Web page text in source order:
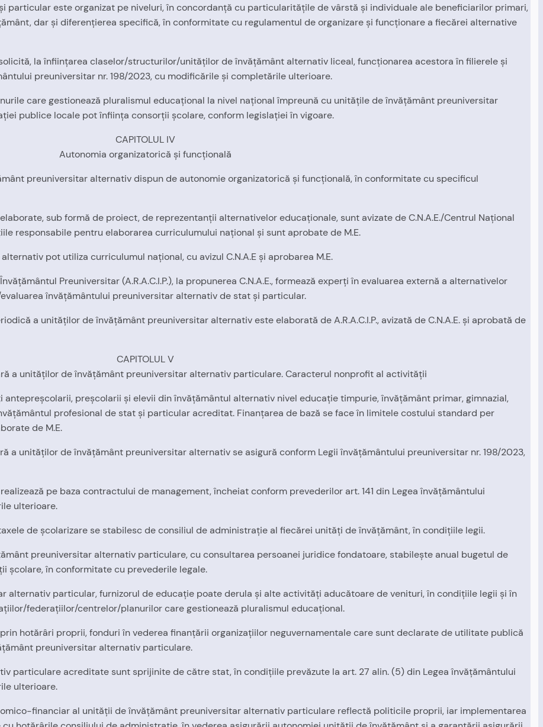
particular este organizat pe niveluri, în concordanţă cu particularităţile de vârstă şi individuale ale beneficiarilor primari,
dar şi diferenţierea specifică, în conformitate cu regulamentul de organizare şi funcţionare a fiecărei alternative
la înfiinţarea claselor/structurilor/unităţilor de învăţământ alternativ liceal, funcţionarea acestora în filierele şi
preuniversitar nr. 198/2023, cu modificările şi completările ulterioare.
care gestionează pluralismul educaţional la nivel naţional împreună cu unităţile de învăţământ preuniversitar
publice locale pot înfiinţa consorţii şcolare, conform legislaţiei în vigoare.
CAPITOLUL IV
Autonomia organizatorică şi funcţională
preuniversitar alternativ dispun de autonomie organizatorică şi funcţională, în conformitate cu specificul
sub formă de proiect, de reprezentanţii alternativelor educaţionale, sunt avizate de C.N.A.E./Centrul Naţional
responsabile pentru elaborarea curriculumului naţional şi sunt aprobate de M.E.
pot utiliza curriculumul naţional, cu avizul C.N.A.E şi aprobarea M.E.
Preuniversitar (A.R.A.C.I.P.), la propunerea C.N.A.E., formează experţi în evaluarea externă a alternativelor
învăţământului preuniversitar alternativ de stat şi particular.
a unităţilor de învăţământ preuniversitar alternativ este elaborată de A.R.A.C.I.P., avizată de C.N.A.E. şi aprobată de
CAPITOLUL V
a unităţilor de învăţământ preuniversitar alternativ particulare. Caracterul nonprofit al activităţii
antepreşcolarii, preşcolarii şi elevii din învăţământul alternativ nivel educaţie timpurie, învăţământ primar, gimnazial,
profesional de stat şi particular acreditat. Finanţarea de bază se face în limitele costului standard per
de M.E.
a unităţilor de învăţământ preuniversitar alternativ se asigură conform Legii învăţământului preuniversitar nr. 198/2023,
pe baza contractului de management, încheiat conform prevederilor art. 141 din Legea învăţământului
ulterioare.
de şcolarizare se stabilesc de consiliul de administraţie al fiecărei unităţi de învăţământ, în condiţiile legii.
preuniversitar alternativ particulare, cu consultarea persoanei juridice fondatoare, stabileşte anual bugetul de
şcolare, în conformitate cu prevederile legale.
alternativ particular, furnizorul de educaţie poate derula şi alte activităţi aducătoare de venituri, în condiţiile legii şi în
federaţiilor/centrelor/planurilor care gestionează pluralismul educaţional.
hotărâri proprii, fonduri în vederea finanţării organizaţiilor neguvernamentale care sunt declarate de utilitate publică
preuniversitar alternativ particulare.
particulare acreditate sunt sprijinite de către stat, în condiţiile prevăzute la art. 27 alin. (5) din Legea învăţământului
ulterioare.
financiar al unităţii de învăţământ preuniversitar alternativ particulare reflectă politicile proprii, iar implementarea